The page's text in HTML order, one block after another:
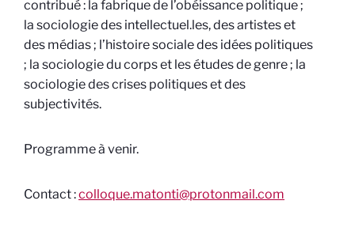
contribué : la fabrique de l’obéissance politique ;
la sociologie des intellectuel.les, des artistes et
des médias ; l’histoire sociale des idées politiques
; la sociologie du corps et les études de genre ; la
sociologie des crises politiques et des
subjectivités.
Programme à venir.
Contact :colloque.matonti@protonmail.com